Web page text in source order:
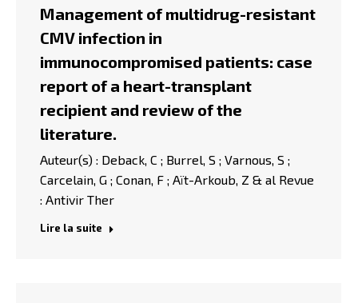
Management of multidrug-resistant
CMV infection in
immunocompromised patients: case
report of a heart-transplant
recipient and review of the
literature.
Auteur(s) : Deback, C ; Burrel, S ; Varnous, S ;
Carcelain, G ; Conan, F ; Aït-Arkoub, Z & al Revue
: Antivir Ther
Lire la suite